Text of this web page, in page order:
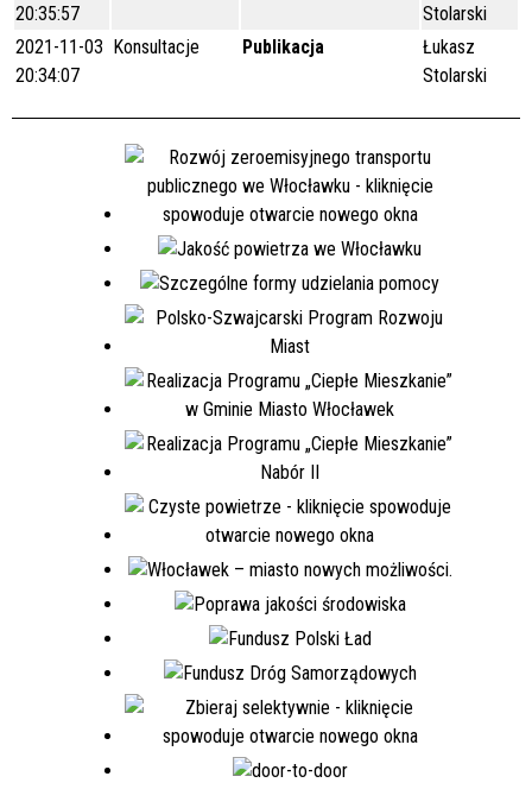
20:35:57
Stolarski
2021-11-03
20:34:07
Konsultacje Publikacja
Łukasz
Stolarski